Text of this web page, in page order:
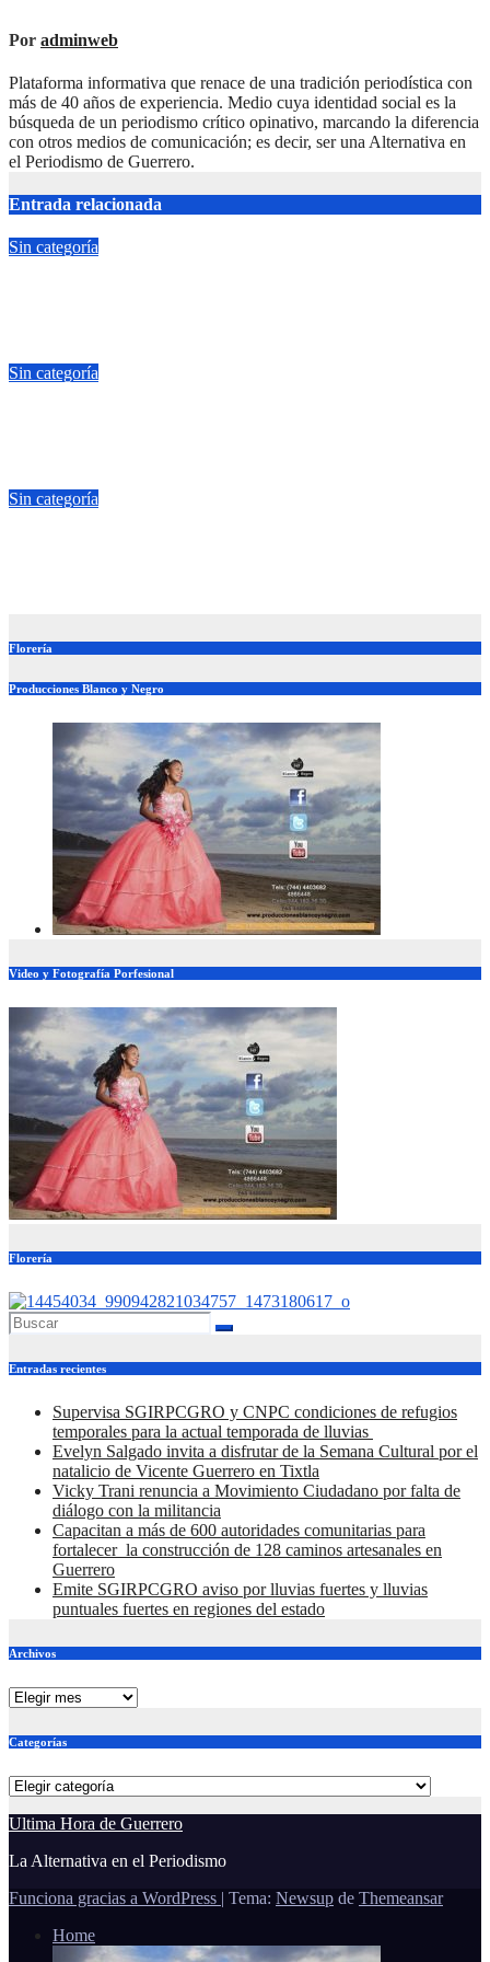
Por adminweb
Plataforma informativa que renace de una tradición periodística con
más de 40 años de experiencia. Medio cuya identidad social es la
búsqueda de un periodismo crítico opinativo, marcando la diferencia
con otros medios de comunicación; es decir, ser una Alternativa en
el Periodismo de Guerrero.
Entrada relacionada
Sin categoría
Sin categoría
Sin categoría
Florería
Producciones Blanco y Negro
Video y Fotografía Porfesional
Florería
Entradas recientes
Supervisa SGIRPCGRO y CNPC condiciones de refugios
temporales para la actual temporada de lluvias
Evelyn Salgado invita a disfrutar de la Semana Cultural por el
natalicio de Vicente Guerrero en Tixtla
Vicky Trani renuncia a Movimiento Ciudadano por falta de
diálogo con la militancia
Capacitan a más de 600 autoridades comunitarias para
fortalecer la construcción de 128 caminos artesanales en
Guerrero
Emite SGIRPCGRO aviso por lluvias fuertes y lluvias
puntuales fuertes en regiones del estado
Archivos
Archivos
Categorías
Categorías
Ultima Hora de Guerrero
La Alternativa en el Periodismo
Funciona gracias a WordPress | Tema: Newsup de Themeansar
Home